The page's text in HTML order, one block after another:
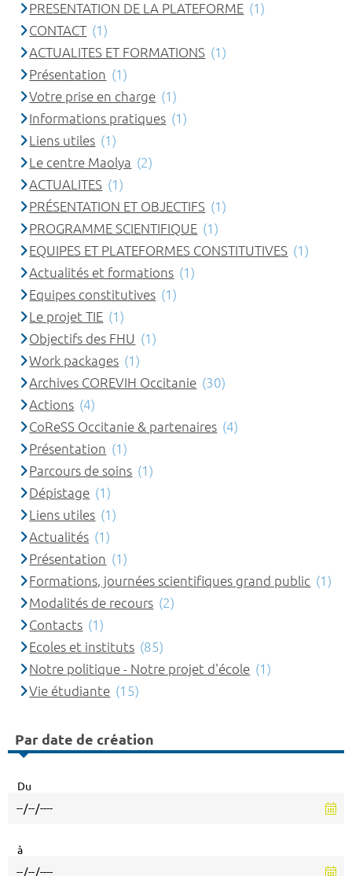
PRESENTATION DE LA PLATEFORME (1)
CONTACT (1)
ACTUALITES ET FORMATIONS (1)
Présentation (1)
Votre prise en charge (1)
Informations pratiques (1)
Liens utiles (1)
Le centre Maolya (2)
ACTUALITES (1)
PRÉSENTATION ET OBJECTIFS (1)
PROGRAMME SCIENTIFIQUE (1)
EQUIPES ET PLATEFORMES CONSTITUTIVES (1)
Actualités et formations (1)
Equipes constitutives (1)
Le projet TIE (1)
Objectifs des FHU (1)
Work packages (1)
Archives COREVIH Occitanie (30)
Actions (4)
CoReSS Occitanie & partenaires (4)
Présentation (1)
Parcours de soins (1)
Dépistage (1)
Liens utiles (1)
Actualités (1)
Présentation (1)
Formations, journées scientifiques grand public (1)
Modalités de recours (2)
Contacts (1)
Ecoles et instituts (85)
Notre politique - Notre projet d'école (1)
Vie étudiante (15)
Par date de création
Du
à